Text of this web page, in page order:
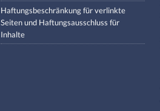
Haftungsbeschränkung für verlinkte
Seiten und Haftungsausschluss für
Inhalte